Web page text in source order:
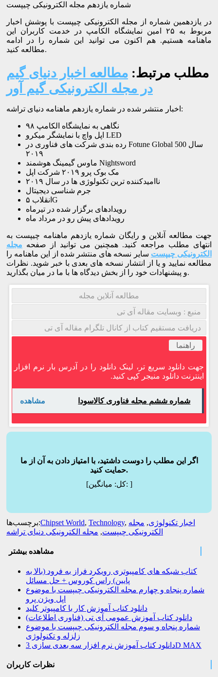
شماره یازدهم مجله الکترونیکی چیپست
در یازدهمین شماره از مجله الکترونیکی چیپست با پوشش اخبار
مربوط به ۲۵ امین نمایشگاه الکامپ در خدمت کاربران این
ماهنامه هستیم. هم اکنون می توانید این شماره را در ادامه
مطالعه کنید.
مطلب مرتبط: مطالعه اخبار دنیای گیم
در مجله الکترونیکی گیم آور
اخبار منتشر شده در شماره یازدهم ماهنامه دنیای تراشه:
نگاهی به نمایشگاه الکامپ ۹۸
اپل واچ با نمایشگر میکرو LED
رده بندی شرکت های فناوری در Fotune Global 500 سال
۲۰۱۹
ماوس گیمینگ هوشمند Nightsword
مک بوک پرو ۲۰۱۹ شرکت اپل
ناامیدکننده ترین تکنولوژی ها در سال ۲۰۱۹
جرم شناسی دیجیتال
انقلاب ۵G
رویدادهای برگزار شده در تیرماه
رویدادهای پیش رو در مرداد ماه
جهت مطالعه آنلاین و رایگان شماره یازدهم ماهنامه چیپست به
انتهای مطلب مراجعه کنید. همچنین می توانید از صفحه مجله
الکترونیکی چیپست سایر نسخه های منتشر شده از این ماهنامه را
مطالعه نمایید و یا از انتشار نسخه های بعدی با خبر شوید. نظرات
و پیشنهادات خود را از بخش دیدگاه ها با ما در میان بگذارید.
مطالعه آنلاین مجله
منبع : وبسایت مقاله آی تی
دریافت مستقیم کتاب از کانال تلگرام مقاله آی تی
راهنما
جهت دانلود سریع تر، لینک دانلود را در آدرس بار نرم افزار
اینترنت دانلود منیجر کپی کنید.
مشاهده شماره ششم مجله فناوری کالاسودا
اگر این مطلب را دوست داشتید، با امتیاز دادن به آن از ما
حمایت کنید.
[کل:میانگین: ]
برچسب‌ها:Chipset World, Technology, اخبار تکنولوژی, مجله
الکترونیکی چیپست, مجله الکترونیکی دنیای تراشه
مشاهده بیشتر
کتاب شبکه های کامپیوتری رویکرد فراز به فرود (بالا به
پایین) راس کوروس + حل مسائل
شماره پنجاه و چهارم مجله الکترونیکی چیپست با موضوع
اپل ویژن پرو
دانلود کتاب آموزش کار با کامپیوتر کلید
دانلود کتاب آموزش عمومی آی تی (فناوری اطلاعات)
شماره پنجاه و سوم مجله الکترونیکی چیپست با موضوع
زلزله و تکنولوژی
دانلود کتاب آموزش نرم افزار سه بعدی سازی 3D MAX
نظرات کاربران